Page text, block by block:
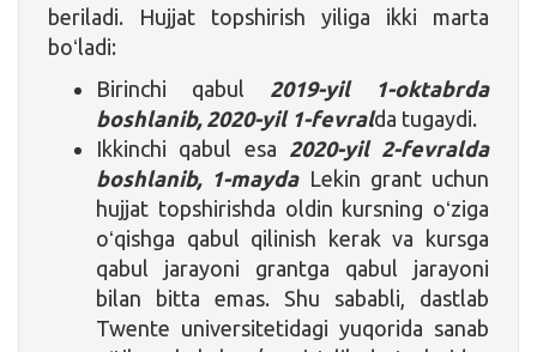
beriladi. Hujjat topshirish yiliga ikki marta
boʻladi:
Birinchi qabul 2019-yil 1-oktabrda
boshlanib, 2020-yil 1-fevralda tugaydi.
Ikkinchi qabul esa 2020-yil 2-fevralda
boshlanib, 1-maydaLekin grant uchun
hujjat topshirishda oldin kursning oʻziga
oʻqishga qabul qilinish kerak va kursga
qabul jarayoni grantga qabul jarayoni
bilan bitta emas. Shu sababli, dastlab
Twente universitetidagi yuqorida sanab